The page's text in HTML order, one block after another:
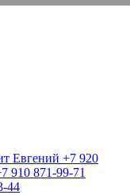
Евгений +7 920
910 871-99-71
44